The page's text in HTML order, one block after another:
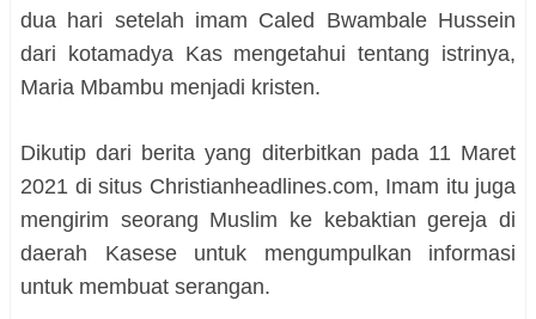
dua hari setelah imam Caled Bwambale Hussein
dari kotamadya Kas mengetahui tentang istrinya,
Maria Mbambu menjadi kristen.
Dikutip dari berita yang diterbitkan pada 11 Maret
2021 di situs Christianheadlines.com, Imam itu juga
mengirim seorang Muslim ke kebaktian gereja di
daerah Kasese untuk mengumpulkan informasi
untuk membuat serangan.